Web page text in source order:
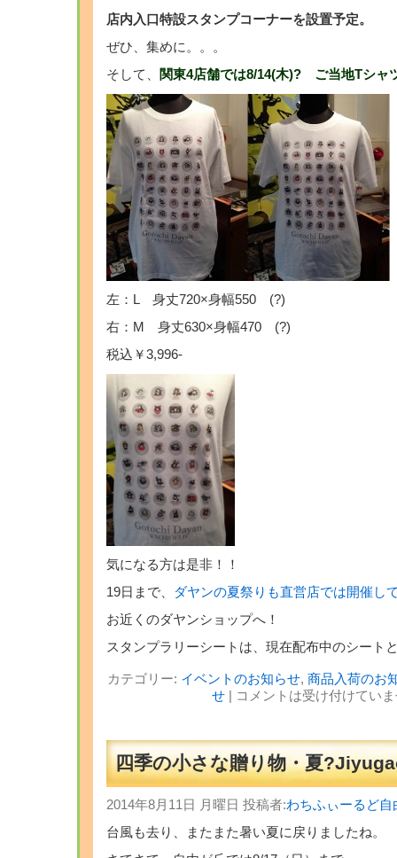
店内入口特設スタンプコーナーを設置予定。
ぜひ、集めに。。。
そして、
関東4店舗では8/14(木)? ご当地Tシャ
左：L 身丈720×身幅550 (?)
右：M 身丈630×身幅470 (?)
税込￥3,996-
気になる方は是非！！
19日まで、
ダヤンの夏祭りも直営店では開催し
お近くのダヤンショップへ！
スタンプラリーシートは、現在配布中のシート
カテゴリー: イベントのお知らせ, 商品入荷のお
せ
コメントは受け付けてい
四季の小さな贈り物・夏
2014年8月11日 月曜日 投稿者:わちふぃーるど自
台風も去り、またまた暑い夏に戻りましたね。